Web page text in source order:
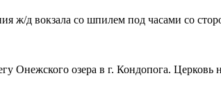
ж/д вокзала со шпилем под часами со
Онежского озера в г. Кондопога. Церковь